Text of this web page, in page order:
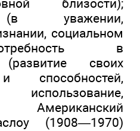
близости);
уважении,
социальном
в
(развитие своих
способностей,
Американский
(1908—1970)